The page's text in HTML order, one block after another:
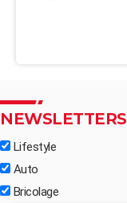
NEWSLETTERS
Lifestyle
Auto
Bricolage